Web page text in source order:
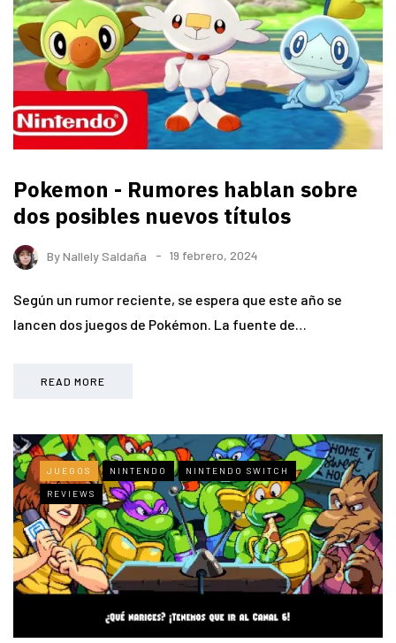
Pokemon - Rumores hablan sobre
dos posibles nuevos títulos
ByNallely Saldaña 19 febrero, 2024
Según un rumor reciente, se espera que este año se
lancen dos juegos de Pokémon. La fuente de…
READ MORE
JUEGOS NINTENDO NINTENDO SWITCH
REVIEWS